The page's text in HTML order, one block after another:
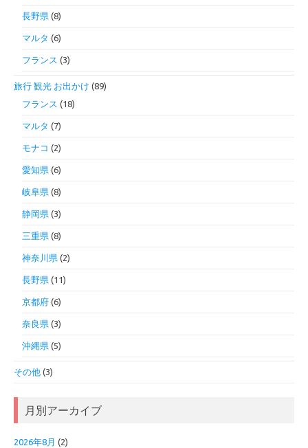
長野県 (8)
マルタ (6)
フランス (3)
旅行 観光 お出かけ (89)
フランス (18)
マルタ (7)
モナコ (2)
愛知県 (6)
岐阜県 (8)
静岡県 (3)
三重県 (8)
神奈川県 (2)
長野県 (11)
京都府 (6)
奈良県 (3)
沖縄県 (5)
その他 (3)
月別アーカイブ
2026年8月 (2)